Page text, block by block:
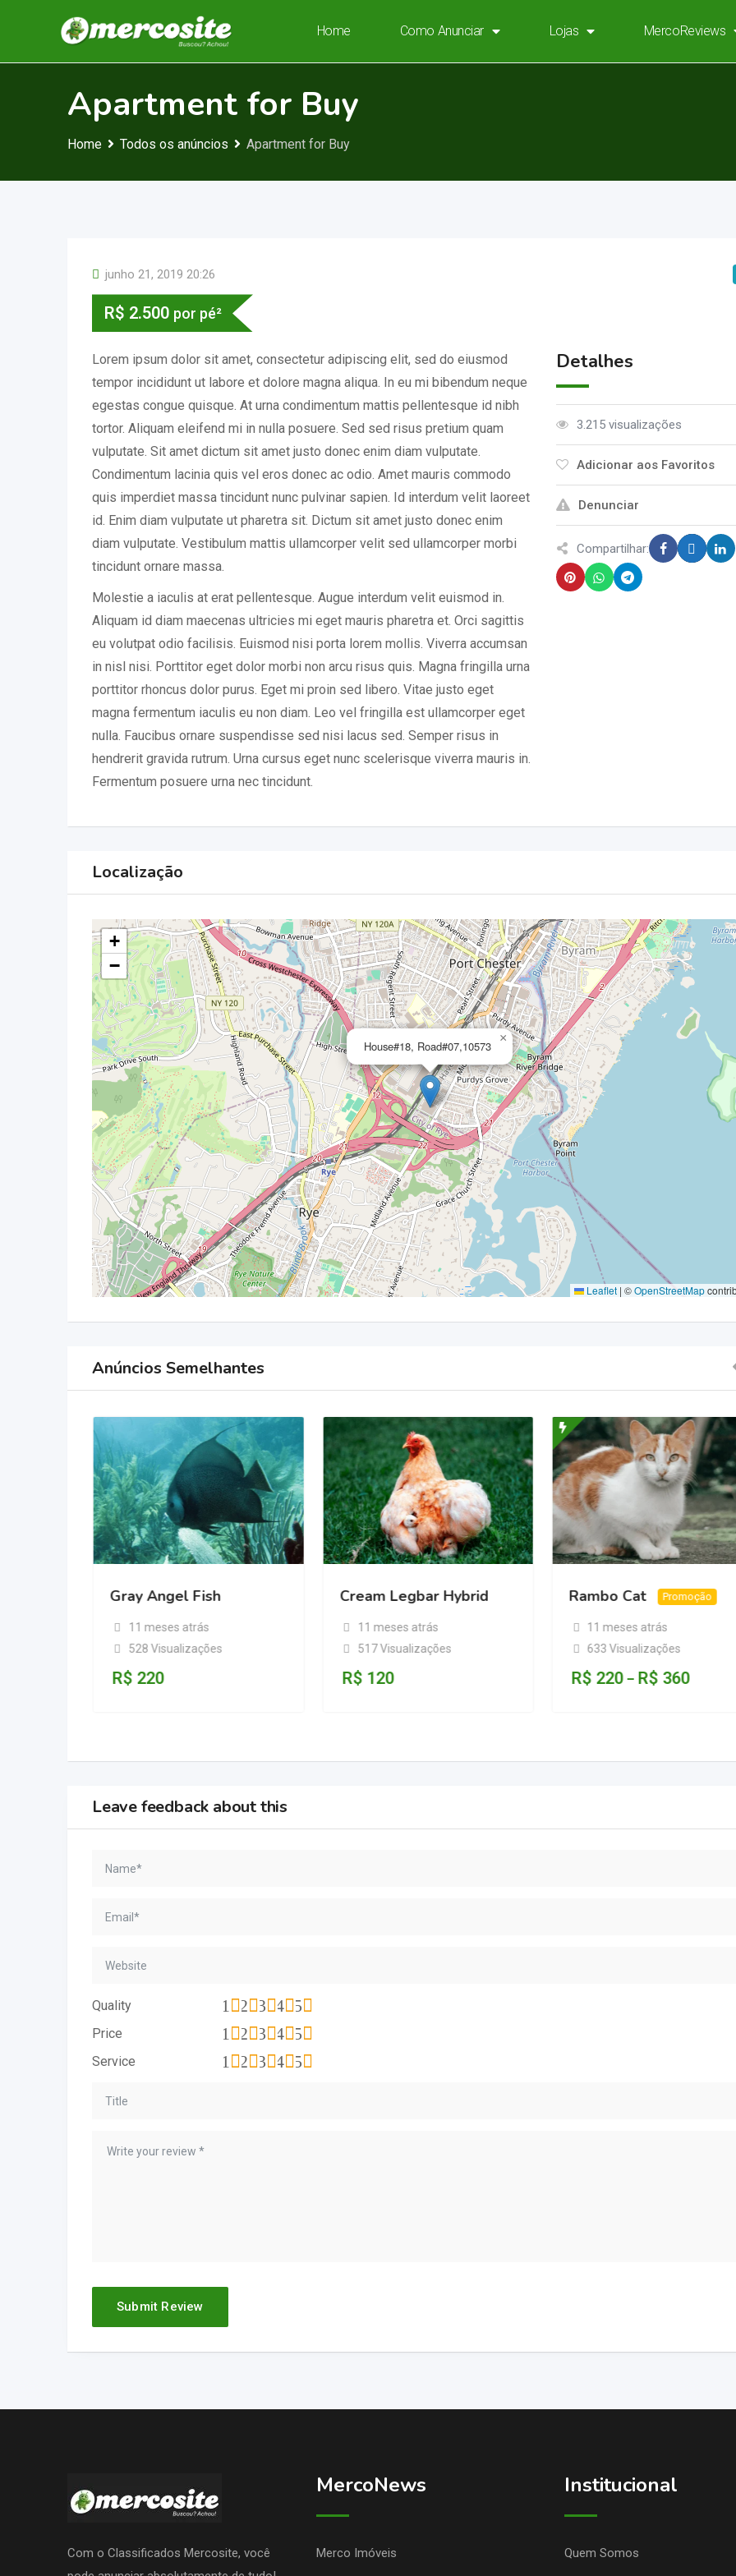
Home Como Anunciar Lojas MercoReviews
Apartment for Buy
Home Todos os anúncios Apartment for Buy
junho 21, 2019 20:26
R$ 2.500 por pé²
Lorem ipsum dolor sit amet, consectetur adipiscing elit, sed do eiusmod
tempor incididunt ut labore et dolore magna aliqua. In eu mi bibendum neque
egestas congue quisque. At urna condimentum mattis pellentesque id nibh
tortor. Aliquam eleifend mi in nulla posuere. Sed sed risus pretium quam
vulputate. Sit amet dictum sit amet justo donec enim diam vulputate.
Condimentum lacinia quis vel eros donec ac odio. Amet mauris commodo
quis imperdiet massa tincidunt nunc pulvinar sapien. Id interdum velit laoreet
id. Enim diam vulputate ut pharetra sit. Dictum sit amet justo donec enim
diam vulputate. Vestibulum mattis ullamcorper velit sed ullamcorper morbi
tincidunt ornare massa.
Molestie a iaculis at erat pellentesque. Augue interdum velit euismod in.
Aliquam id diam maecenas ultricies mi eget mauris pharetra et. Orci sagittis
eu volutpat odio facilisis. Euismod nisi porta lorem mollis. Viverra accumsan
in nisl nisi. Porttitor eget dolor morbi non arcu risus quis. Magna fringilla urna
porttitor rhoncus dolor purus. Eget mi proin sed libero. Vitae justo eget
magna fermentum iaculis eu non diam. Leo vel fringilla est ullamcorper eget
nulla. Faucibus ornare suspendisse sed nisi lacus sed. Semper risus in
hendrerit gravida rutrum. Urna cursus eget nunc scelerisque viverra mauris in.
Fermentum posuere urna nec tincidunt.
Detalhes
3.215 visualizações
Adicionar aos Favoritos
Denunciar
Compartilhar:
Localização
House#18, Road#07,10573
×
+
−
Leaflet | ©OpenStreetMap
Anúncios Semelhantes
Gray Angel Fish
11 meses atrás
528 Visualizações
R$ 220
Cream Legbar Hybrid
11 meses atrás
517 Visualizações
R$ 120
Rambo Cat Promoção
11 meses atrás
633 Visualizações
R$ 220 – R$ 360
Leave feedback about this
Quality 5
4
3
2
1
Price 5
4
3
2
1
Service 5
4
3
2
1
Com o Classificados Mercosite, você
MercoNews
Merco Imóveis
Institucional
Quem Somos